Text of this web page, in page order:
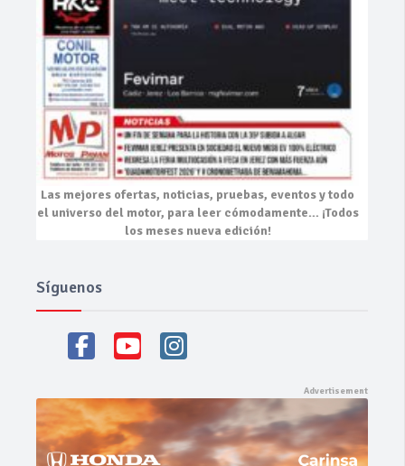
Las mejores ofertas, noticias, pruebas, eventosy todo
el universo del motor, para leer cómodamente… ¡Todos
los meses nueva edición!
Síguenos